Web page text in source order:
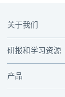
关于我们
研报和学习资源
产品